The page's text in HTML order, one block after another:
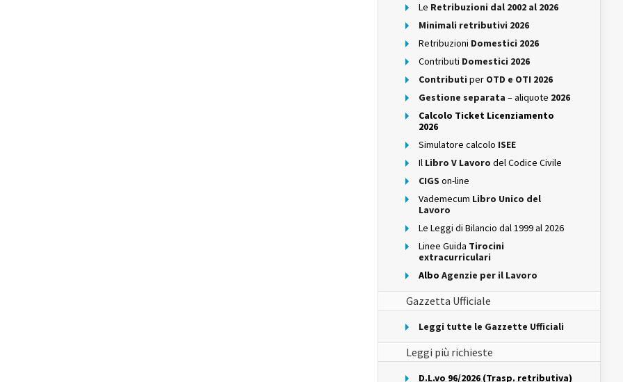
Le Retribuzioni dal 2002 al 2026
Minimali retributivi 2026
Retribuzioni Domestici 2026
Contributi Domestici 2026
Contributi per OTD e OTI 2026
Gestione separata – aliquote 2026
Calcolo Ticket Licenziamento
2026
Simulatore calcolo ISEE
Il Libro V Lavoro del Codice Civile
CIGS on-line
Vademecum Libro Unico del
Lavoro
Le Leggi di Bilancio dal 1999 al 2026
Linee Guida Tirocini
extracurriculari
Albo Agenzie per il Lavoro
Gazzetta Ufficiale
Leggi tutte le Gazzette Ufficiali
Leggi più richieste
D.L.vo 96/2026 (Trasp. retributiva)